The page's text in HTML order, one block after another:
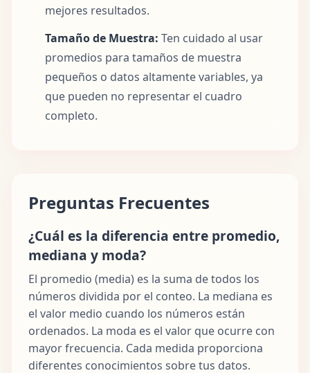
mejores resultados.
Tamaño de Muestra: Ten cuidado al usar
promedios para tamaños de muestra
pequeños o datos altamente variables, ya
que pueden no representar el cuadro
completo.
Preguntas Frecuentes
¿Cuál es la diferencia entre promedio,
mediana y moda?
El promedio (media) es la suma de todos los
números dividida por el conteo. La mediana es
el valor medio cuando los números están
ordenados. La moda es el valor que ocurre con
mayor frecuencia. Cada medida proporciona
diferentes conocimientos sobre tus datos.